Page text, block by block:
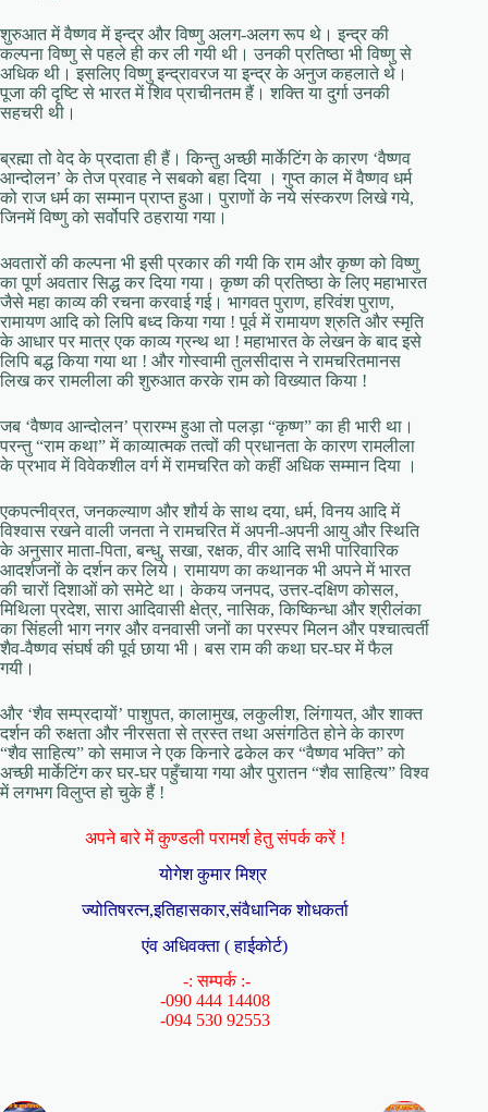
शुरुआत में वैष्णव में इन्द्र और विष्णु अलग-अलग रूप थे। इन्द्र की
कल्पना विष्णु से पहले ही कर ली गयी थी। उनकी प्रतिष्ठा भी विष्णु से
अधिक थी। इसलिए विष्णु इन्द्रावरज या इन्द्र के अनुज कहलाते थे।
पूजा की दृष्टि से भारत में शिव प्राचीनतम हैं। शक्ति या दुर्गा उनकी
सहचरी थी।
ब्रह्मा तो वेद के प्रदाता ही हैं। किन्तु अच्छी मार्केटिंग के कारण ‘वैष्णव
आन्दोलन’ के तेज प्रवाह ने सबको बहा दिया । गुप्त काल में वैष्णव धर्म
को राज धर्म का सम्मान प्राप्त हुआ। पुराणों के नये संस्करण लिखे गये,
जिनमें विष्णु को सर्वोपरि ठहराया गया।
अवतारों की कल्पना भी इसी प्रकार की गयी कि राम और कृष्ण को विष्णु
का पूर्ण अवतार सिद्ध कर दिया गया। कृष्ण की प्रतिष्ठा के लिए महाभारत
जैसे महा काव्य की रचना करवाई गई। भागवत पुराण, हरिवंश पुराण,
रामायण आदि को लिपि बध्द किया गया ! पूर्व में रामायण श्रुति और स्मृति
के आधार पर मात्र एक काव्य ग्रन्थ था ! महाभारत के लेखन के बाद इसे
लिपि बद्ध किया गया था ! और गोस्वामी तुलसीदास ने रामचरितमानस
लिख कर रामलीला की शुरुआत करके राम को विख्यात किया !
जब ‘वैष्णव आन्दोलन’ प्रारम्भ हुआ तो पलड़ा “कृष्ण” का ही भारी था।
परन्तु “राम कथा” में काव्यात्मक तत्वों की प्रधानता के कारण रामलीला
के प्रभाव में विवेकशील वर्ग में रामचरित को कहीं अधिक सम्मान दिया ।
एकपत्नीव्रत, जनकल्याण और शौर्य के साथ दया, धर्म, विनय आदि में
विश्वास रखने वाली जनता ने रामचरित में अपनी-अपनी आयु और स्थिति
के अनुसार माता-पिता, बन्धु, सखा, रक्षक, वीर आदि सभी पारिवारिक
आदर्शजनों के दर्शन कर लिये। रामायण का कथानक भी अपने में भारत
की चारों दिशाओं को समेटे था। केकय जनपद, उत्तर-दक्षिण कोसल,
मिथिला प्रदेश, सारा आदिवासी क्षेत्र, नासिक, किष्किन्धा और श्रीलंका
का सिंहली भाग नगर और वनवासी जनों का परस्पर मिलन और पश्चात्वर्ती
शैव-वैष्णव संघर्ष की पूर्व छाया भी। बस राम की कथा घर-घर में फैल
गयी।
और ‘शैव सम्प्रदायों’ पाशुपत, कालामुख, लकुलीश, लिंगायत, और शाक्त
दर्शन की रुक्षता और नीरसता से त्रस्त तथा असंगठित होने के कारण
“शैव साहित्य” को समाज ने एक किनारे ढकेल कर “वैष्णव भक्ति” को
अच्छी मार्केटिंग कर घर-घर पहुँचाया गया और पुरातन “शैव साहित्य” विश्व
में लगभग विलुप्त हो चुके हैं !
अपने बारे में कुण्डली परामर्श हेतु संपर्क करें !
योगेश कुमार मिश्र
ज्योतिषरत्न,इतिहासकार,संवैधानिक शोधकर्ता
एंव अधिवक्ता ( हाईकोर्ट)
-: सम्पर्क :-
-090 444 14408
-094 530 92553